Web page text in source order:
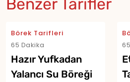
Benzer Tarifler
Börek Tarifleri
65 Dakika
Hazır Yufkadan
Yalancı Su Böreği